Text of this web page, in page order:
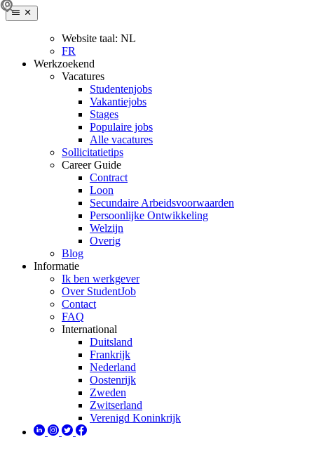
Website taal: NL
FR
Werkzoekend
Vacatures
Studentenjobs
Vakantiejobs
Stages
Populaire jobs
Alle vacatures
Sollicitatietips
Career Guide
Contract
Loon
Secundaire Arbeidsvoorwaarden
Persoonlijke Ontwikkeling
Welzijn
Overig
Blog
Informatie
Ik ben werkgever
Over StudentJob
Contact
FAQ
International
Duitsland
Frankrijk
Nederland
Oostenrijk
Zweden
Zwitserland
Verenigd Koninkrijk